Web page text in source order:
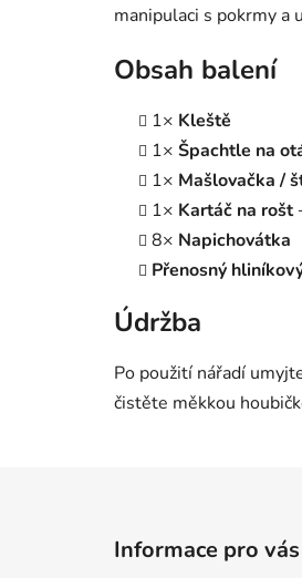
manipulaci s pokrmy a
Obsah balení
1× Kleště
1× Špachtle na
1× Mašlovačka /
1× Kartáč na rošt
8× Napichovátka
Přenosný
Údržba
Po použití nářadí
čistěte měkkou
Informace pro vás